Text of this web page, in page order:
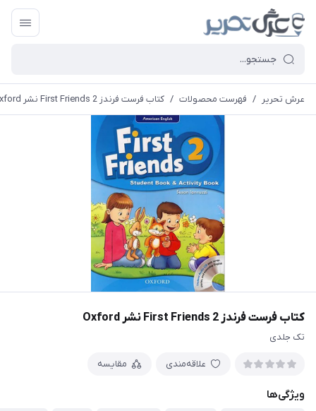
عرش تحریر / فهرست محصولات / کتاب فرست فرندز 2 First Friends نشر Oxford
کتاب فرست فرندز 2 First Friends نشر Oxford
تک جلدی
علاقه‌مندی مقایسه
ویژگی‌ها